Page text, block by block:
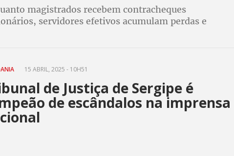
magistrados recebem contracheques
servidores efetivos acumulam perdas e
15 ABRIL, 2025 - 10H51
de Justiça de Sergipe é
de escândalos na imprensa